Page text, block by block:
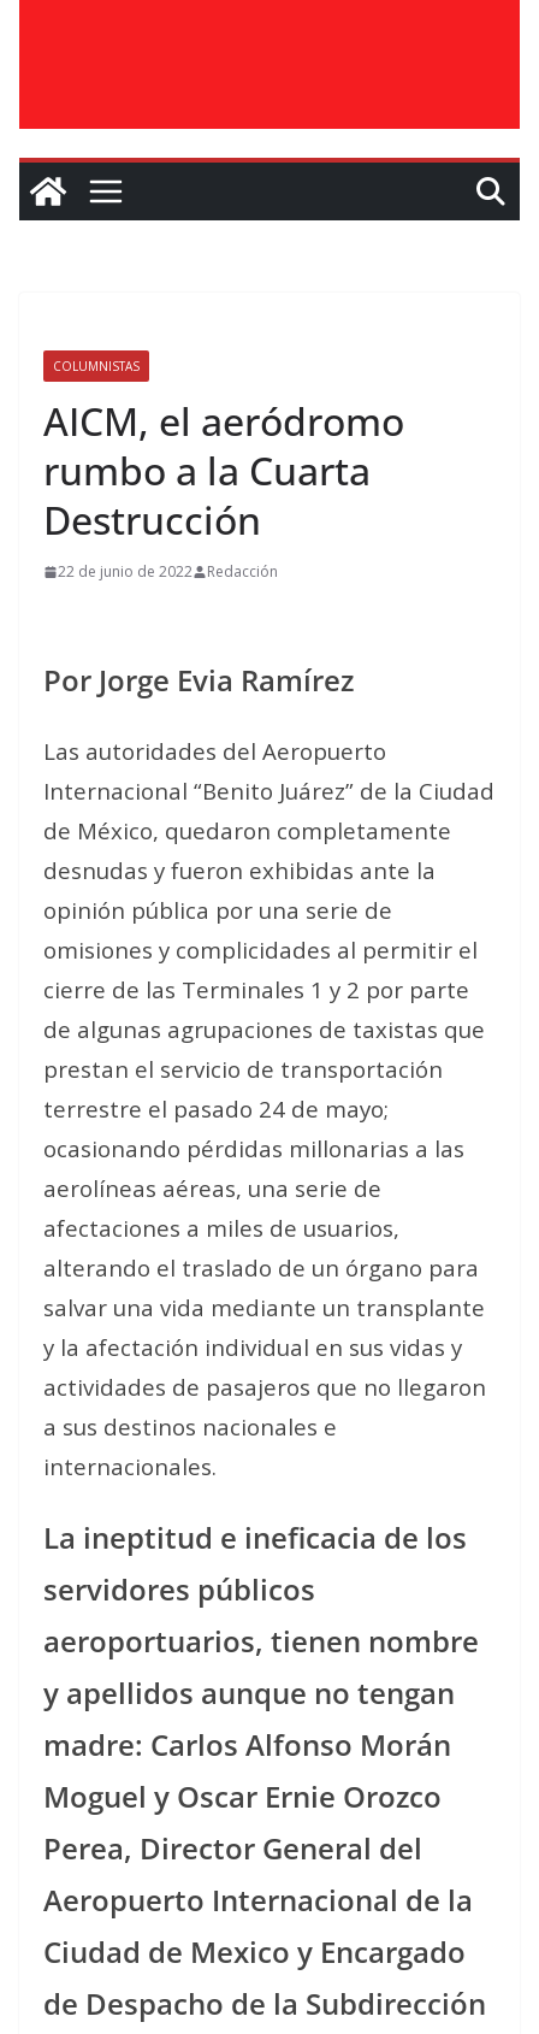
COLUMNISTAS
AICM, el aeródromo
rumbo a la Cuarta
Destrucción
22 de junio de 2022 Redacción
Por Jorge Evia Ramírez
Las autoridades del Aeropuerto
Internacional “Benito Juárez” de la Ciudad
de México, quedaron completamente
desnudas y fueron exhibidas ante la
opinión pública por una serie de
omisiones y complicidades al permitir el
cierre de las Terminales 1 y 2 por parte
de algunas agrupaciones de taxistas que
prestan el servicio de transportación
terrestre el pasado 24 de mayo;
ocasionando pérdidas millonarias a las
aerolíneas aéreas, una serie de
afectaciones a miles de usuarios,
alterando el traslado de un órgano para
salvar una vida mediante un transplante
y la afectación individual en sus vidas y
actividades de pasajeros que no llegaron
a sus destinos nacionales e
internacionales.
La ineptitud e ineficacia de los
servidores públicos
aeroportuarios, tienen nombre
y apellidos aunque no tengan
madre: Carlos Alfonso Morán
Moguel y Oscar Ernie Orozco
Perea, Director General del
Aeropuerto Internacional de la
Ciudad de Mexico y Encargado
de Despacho de la Subdirección